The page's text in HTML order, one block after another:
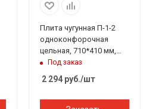
Плита чугунная П-1-2
одноконфорочная
цельная, 710*410 мм,
Балезино
Под заказ
2 294руб./шт